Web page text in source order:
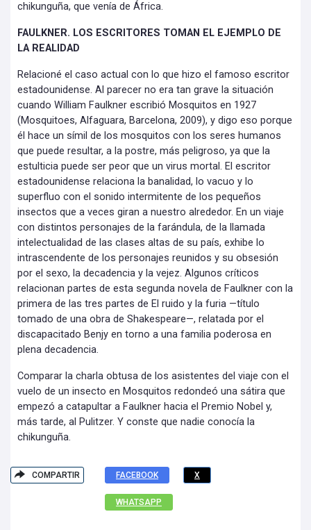
chikunguña, que venía de África.
FAULKNER. LOS ESCRITORES TOMAN EL EJEMPLO DE
LA REALIDAD
Relacioné el caso actual con lo que hizo el famoso escritor
estadounidense. Al parecer no era tan grave la situación
cuando William Faulkner escribió Mosquitos en 1927
(Mosquitoes, Alfaguara, Barcelona, 2009), y digo eso porque
él hace un símil de los mosquitos con los seres humanos
que puede resultar, a la postre, más peligroso, ya que la
estulticia puede ser peor que un virus mortal. El escritor
estadounidense relaciona la banalidad, lo vacuo y lo
superfluo con el sonido intermitente de los pequeños
insectos que a veces giran a nuestro alrededor. En un viaje
con distintos personajes de la farándula, de la llamada
intelectualidad de las clases altas de su país, exhibe lo
intrascendente de los personajes reunidos y su obsesión
por el sexo, la decadencia y la vejez. Algunos críticos
relacionan partes de esta segunda novela de Faulkner con la
primera de las tres partes de El ruido y la furia —título
tomado de una obra de Shakespeare—, relatada por el
discapacitado Benjy en torno a una familia poderosa en
plena decadencia.
Comparar la charla obtusa de los asistentes del viaje con el
vuelo de un insecto en Mosquitos redondeó una sátira que
empezó a catapultar a Faulkner hacia el Premio Nobel y,
más tarde, al Pulitzer. Y conste que nadie conocía la
chikunguña.
COMPARTIR FACEBOOK X
WHATSAPP